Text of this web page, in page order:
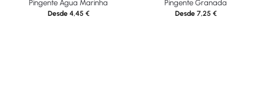
Pingente Água Marinha
Desde 4,45 €
Pingente Granada
Desde 7,25 €